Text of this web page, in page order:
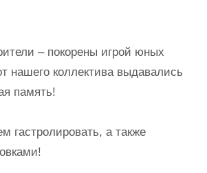
– покорены игрой юных
нашего коллектива выдавались
память!
гастролировать, а также